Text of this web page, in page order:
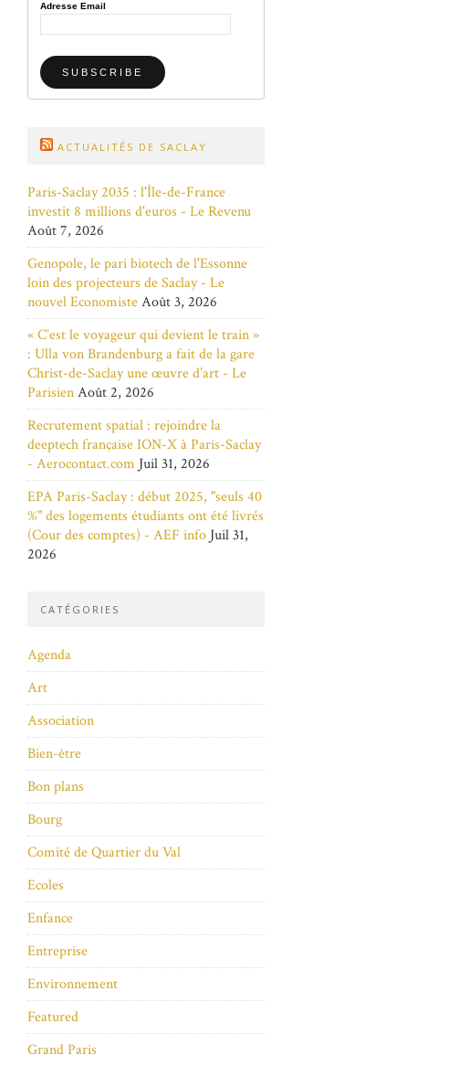
Adresse Email
ACTUALITÉS DE SACLAY
Paris-Saclay 2035 : l'Île-de-France
investit 8 millions d'euros - Le Revenu
Août 7, 2026
Genopole, le pari biotech de l'Essonne
loin des projecteurs de Saclay - Le
nouvel EconomisteAoût 3, 2026
« C’est le voyageur qui devient le train »
: Ulla von Brandenburg a fait de la gare
Christ-de-Saclay une œuvre d’art - Le
ParisienAoût 2, 2026
Recrutement spatial : rejoindre la
deeptech française ION-X à Paris-Saclay
- Aerocontact.com Juil 31, 2026
EPA Paris-Saclay : début 2025, "seuls 40
%" des logements étudiants ont été livrés
(Cour des comptes) - AEF info Juil 31,
2026
CATÉGORIES
Agenda
Art
Association
Bien-être
Bon plans
Bourg
Comité de Quartier du Val
Ecoles
Enfance
Entreprise
Environnement
Featured
Grand Paris